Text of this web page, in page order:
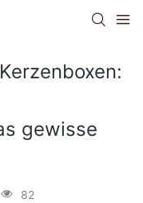
gewisse
82